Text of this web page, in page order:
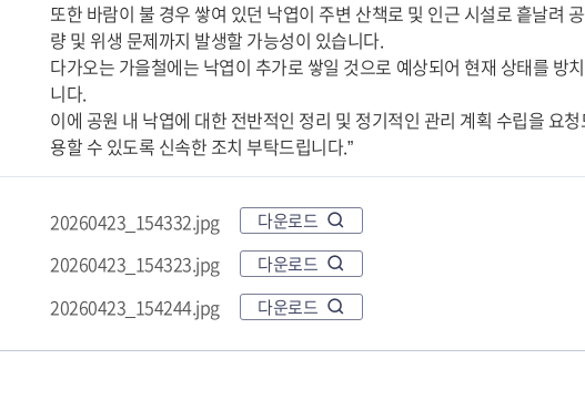
또한 바람이 불 경우 쌓여 있던 낙엽이 주변 산책로 및 인근 시설로 흩날려
량 및 위생 문제까지 발생할 가능성이 있습니다.
다가오는 가을철에는 낙엽이 추가로 쌓일 것으로 예상되어 현재 상태를 방
니다.
이에 공원 내 낙엽에 대한 전반적인 정리 및 정기적인 관리 계획 수립을 요
용할 수 있도록 신속한 조치 부탁드립니다.”
20260423_154332.jpg 다운로드
20260423_154323.jpg 다운로드
20260423_154244.jpg 다운로드